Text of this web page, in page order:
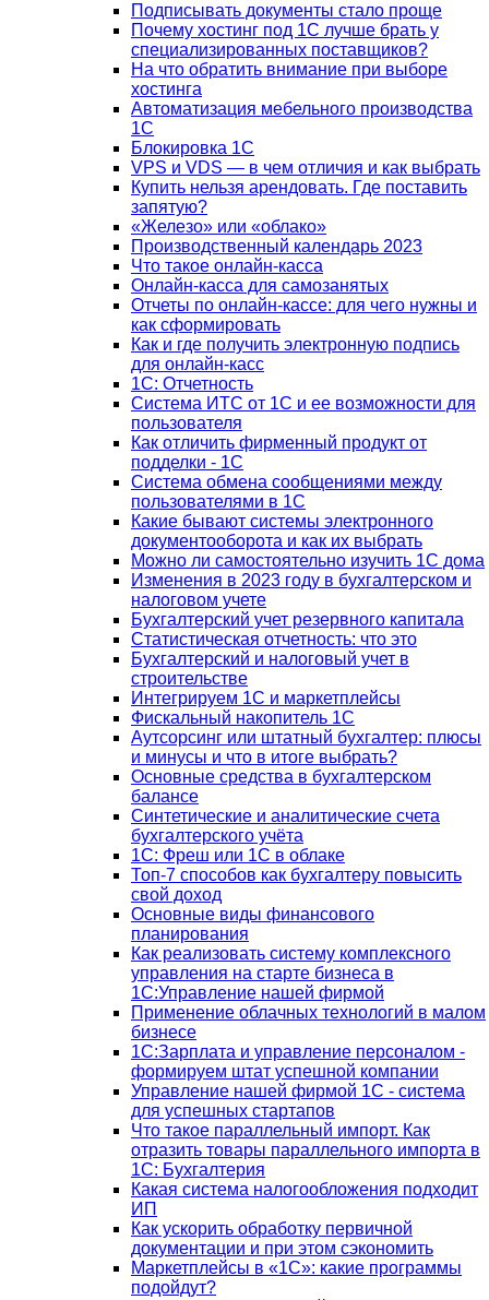
Подписывать документы стало проще
Почему хостинг под 1С лучше брать у
специализированных поставщиков?
На что обратить внимание при выборе
хостинга
Автоматизация мебельного производства
1С
Блокировка 1С
VPS и VDS — в чем отличия и как выбрать
Купить нельзя арендовать. Где поставить
запятую?
«Железо» или «облако»
Производственный календарь 2023
Что такое онлайн-касса
Онлайн-касса для самозанятых
Отчеты по онлайн-кассе: для чего нужны и
как сформировать
Как и где получить электронную подпись
для онлайн-касс
1С: Отчетность
Система ИТС от 1С и ее возможности для
пользователя
Как отличить фирменный продукт от
подделки - 1С
Система обмена сообщениями между
пользователями в 1С
Какие бывают системы электронного
документооборота и как их выбрать
Можно ли самостоятельно изучить 1С дома
Изменения в 2023 году в бухгалтерском и
налоговом учете
Бухгалтерский учет резервного капитала
Статистическая отчетность: что это
Бухгалтерский и налоговый учет в
строительстве
Интегрируем 1С и маркетплейсы
Фискальный накопитель 1С
Аутсорсинг или штатный бухгалтер: плюсы
и минусы и что в итоге выбрать?
Основные средства в бухгалтерском
балансе
Синтетические и аналитические счета
бухгалтерского учёта
1C: Фреш или 1С в облаке
Топ-7 способов как бухгалтеру повысить
свой доход
Основные виды финансового
планирования
Как реализовать систему комплексного
управления на старте бизнеса в
1С:Управление нашей фирмой
Применение облачных технологий в малом
бизнесе
1C:Зарплата и управление персоналом -
формируем штат успешной компании
Управление нашей фирмой 1C - система
для успешных стартапов
Что такое параллельный импорт. Как
отразить товары параллельного импорта в
1С: Бухгалтерия
Какая система налогообложения подходит
ИП
Как ускорить обработку первичной
документации и при этом сэкономить
Маркетплейсы в «1С»: какие программы
подойдут?